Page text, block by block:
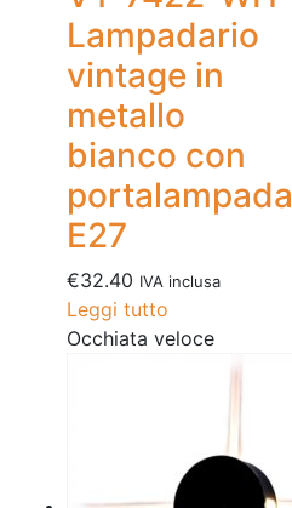
Lampadario
vintage in
metallo
bianco con
portalampada
E27
€32.40 IVA inclusa
Leggi tutto
Occhiata veloce